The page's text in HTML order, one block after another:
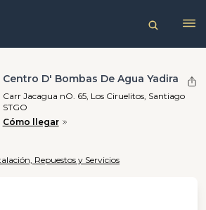
Centro D' Bombas De Agua Yadira
Carr Jacagua nO. 65, Los Ciruelitos, Santiago
STGO
Cómo llegar
Repuestos y Servicios